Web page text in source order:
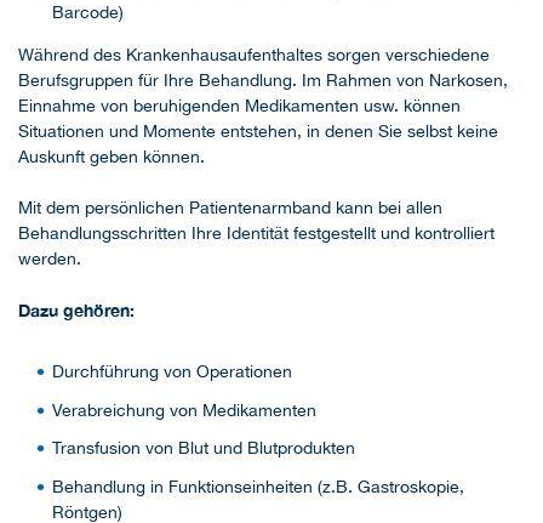
Barcode)
Während des Krankenhausaufenthaltes sorgen verschiedene
Berufsgruppen für Ihre Behandlung. Im Rahmen von Narkosen,
Einnahme von beruhigenden Medikamenten usw. können
Situationen und Momente entstehen, in denen Sie selbst keine
Auskunft geben können.
Mit dem persönlichen Patientenarmband kann bei allen
Behandlungsschritten Ihre Identität festgestellt und kontrolliert
werden.
Dazu gehören:
Durchführung von Operationen
Verabreichung von Medikamenten
Transfusion von Blut und Blutprodukten
Behandlung in Funktionseinheiten (z.B. Gastroskopie,
Röntgen)